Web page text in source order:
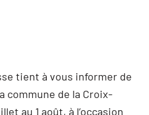
tient à vous informer de
commune de la Croix-
au 1 août, à l’occasion